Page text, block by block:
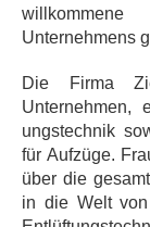
Unternehmens
Die Firma
Unternehmen,
ungstechnik
für Aufzüge.
über die
in die Welt